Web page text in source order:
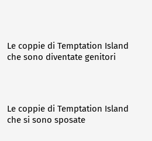
Le coppie di Temptation Island
che sono diventate genitori
Le coppie di Temptation Island
che si sono sposate